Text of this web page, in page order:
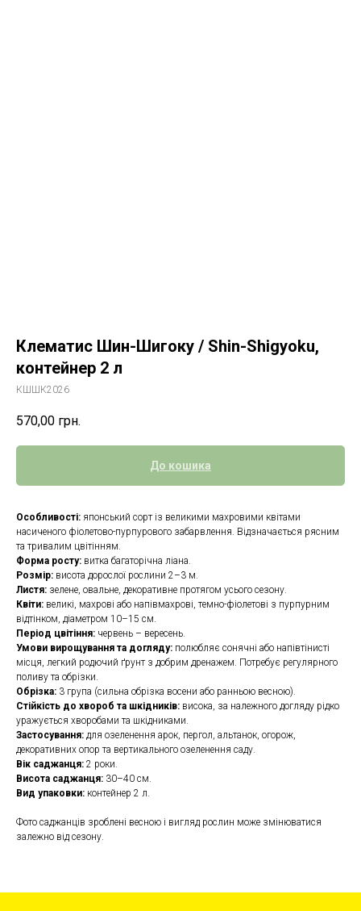
Клематис Шин-Шигоку / Shin-Shigyoku,
контейнер 2 л
КШШК2026
570,00 грн.
До кошика
Особливості: японський сорт із великими махровими квітами
насиченого фіолетово-пурпурового забарвлення. Відзначається рясним
та тривалим цвітінням.
Форма росту: витка багаторічна ліана.
Розмір: висота дорослої рослини 2–3 м.
Листя: зелене, овальне, декоративне протягом усього сезону.
Квіти: великі, махрові або напівмахрові, темно-фіолетові з пурпурним
відтінком, діаметром 10–15 см.
Період цвітіння: червень – вересень.
Умови вирощування та догляду: полюбляє сонячні або напівтінисті
місця, легкий родючий ґрунт з добрим дренажем. Потребує регулярного
поливу та обрізки.
Обрізка: 3 група (сильна обрізка восени або ранньою весною).
Стійкість до хвороб та шкідників: висока, за належного догляду рідко
уражується хворобами та шкідниками.
Застосування: для озеленення арок, пергол, альтанок, огорож,
декоративних опор та вертикального озеленення саду.
Вік саджанця: 2 роки.
Висота саджанця: 30–40 см.
Вид упаковки: контейнер 2 л.
Фото саджанців зроблені весною і вигляд рослин може змінюватися
залежно від сезону.